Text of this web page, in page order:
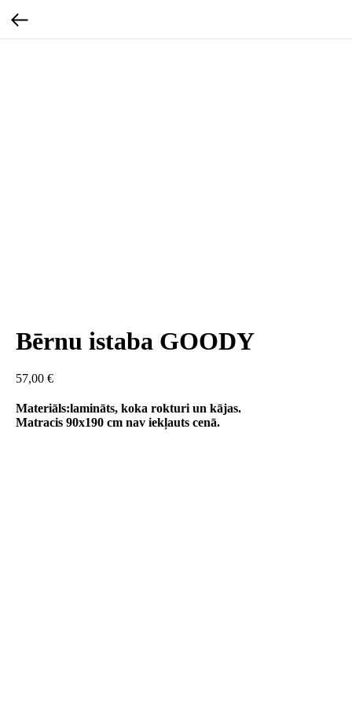
Bērnu istaba GOODY
57,00 €
Materiāls:lamināts, koka rokturi un kājas.
Matracis 90x190 cm nav iekļauts cenā.